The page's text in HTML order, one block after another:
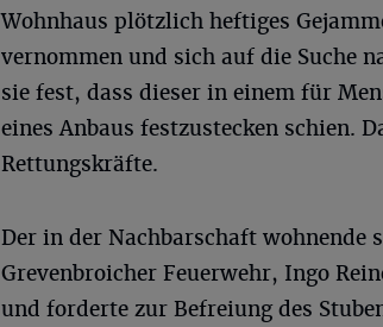
Wohnhaus plötzlich heftiges
vernommen und sich auf die Suche
sie fest, dass dieser in einem für
eines Anbaus festzustecken schien.
Rettungskräfte.
Der in der Nachbarschaft wohnende
Grevenbroicher Feuerwehr, Ingo
und forderte zur Befreiung des